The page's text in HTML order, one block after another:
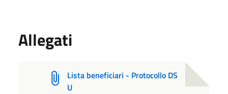
Allegati
Lista beneficiari - Protocollo DS
U